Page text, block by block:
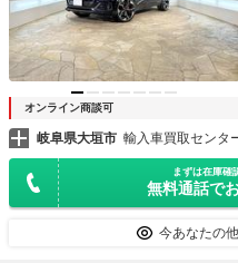
オンライン商談可
岐阜県大垣市 輸入車買取センタ
まずは在庫確
無料通話で
今あなたの